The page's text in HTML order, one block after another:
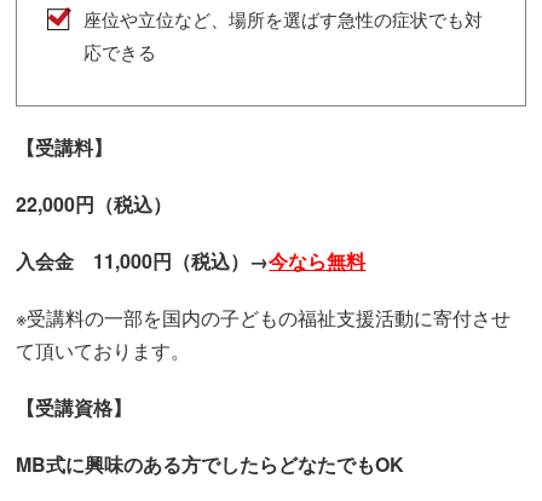
座位や立位など、場所を選ばす急性の症状でも対
応できる
【受講料】
22,000円（税込）
入会金 11,000円（税込）→今なら無料
※受講料の一部を国内の子どもの福祉支援活動に寄付させ
て頂いております。
【受講資格】
MB式に興味のある方でしたらどなたでもOK